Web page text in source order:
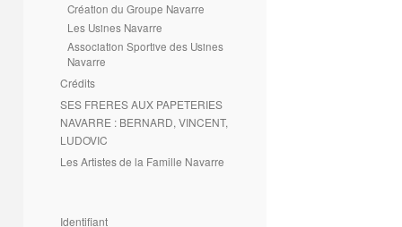
Création du Groupe Navarre
Les Usines Navarre
Association Sportive des Usines
Navarre
Crédits
SES FRERES AUX PAPETERIES
NAVARRE : BERNARD, VINCENT,
LUDOVIC
Les Artistes de la Famille Navarre
Identifiant